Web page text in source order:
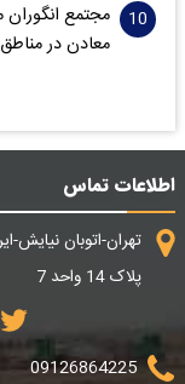
مجتمع
معادن در
اطلاعات تماس
تهران-اتوبان
پلاک 14 واحد 7
09126864225